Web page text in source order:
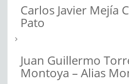
Carlos Javier Mejía
Pato
Juan Guillermo
Montoya – Alias